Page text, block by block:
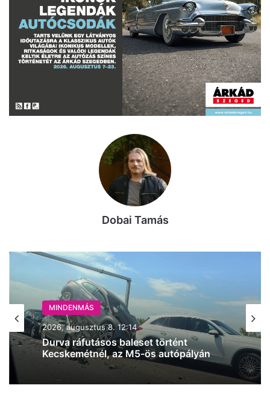
Dobai Tamás
MINDENMÁS
2026, augusztus 8. 10:54
Magyar Péter bejelentette: erre költi a
kormány a 6000 milliárd forint európai
uniós forrást